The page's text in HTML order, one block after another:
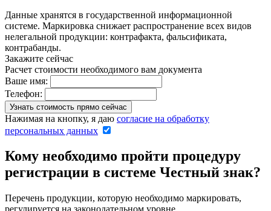
Данные хранятся в государственной информационной
системе. Маркировка снижает распространение всех видов
нелегальной продукции: контрафакта, фальсификата,
контрабанды.
Закажите сейчас
Расчет стоимости необходимого вам документа
Ваше имя:
Телефон:
Нажимая на кнопку, я даю согласие на обработку
персональных данных
Кому необходимо пройти процедуру
регистрации в системе Честный знак?
Перечень продукции, которую необходимо маркировать,